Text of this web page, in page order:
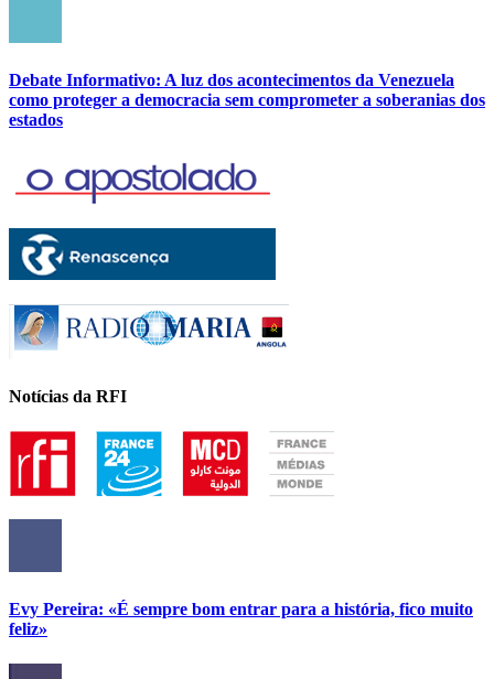
Debate Informativo: A luz dos acontecimentos da Venezuela
como proteger a democracia sem comprometer a soberanias dos
estados
Notícias da RFI
Evy Pereira: «É sempre bom entrar para a história, fico muito
feliz»